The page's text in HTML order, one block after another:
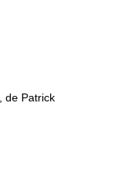
, de Patrick